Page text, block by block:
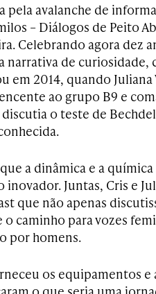
pela avalanche de
– Diálogos de Peito
Celebrando agora dez
narrativa de curiosidade,
em 2014, quando
ao grupo B9 e
o teste de
a dinâmica e a
Juntas, Cris e
que não apenas
caminho para vozes
por homens.
os equipamentos e